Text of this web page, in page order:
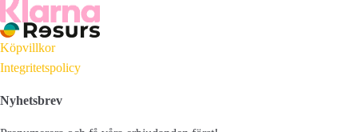
Köpvillkor
Integritetspolicy
Nyhetsbrev